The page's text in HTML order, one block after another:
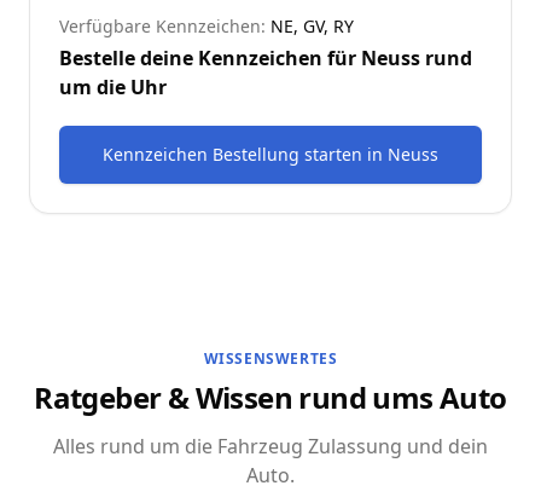
Verfügbare Kennzeichen: NE, GV, RY
Bestelle deine Kennzeichen für Neuss rund
um die Uhr
Kennzeichen Bestellung starten in Neuss
WISSENSWERTES
Ratgeber & Wissen rund ums Auto
Alles rund um die Fahrzeug Zulassung und dein
Auto.